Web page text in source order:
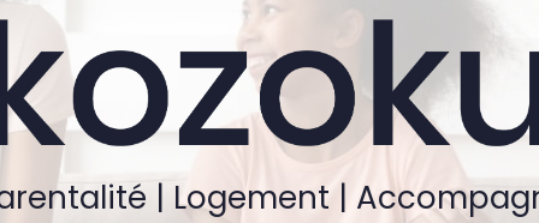
| Logement |